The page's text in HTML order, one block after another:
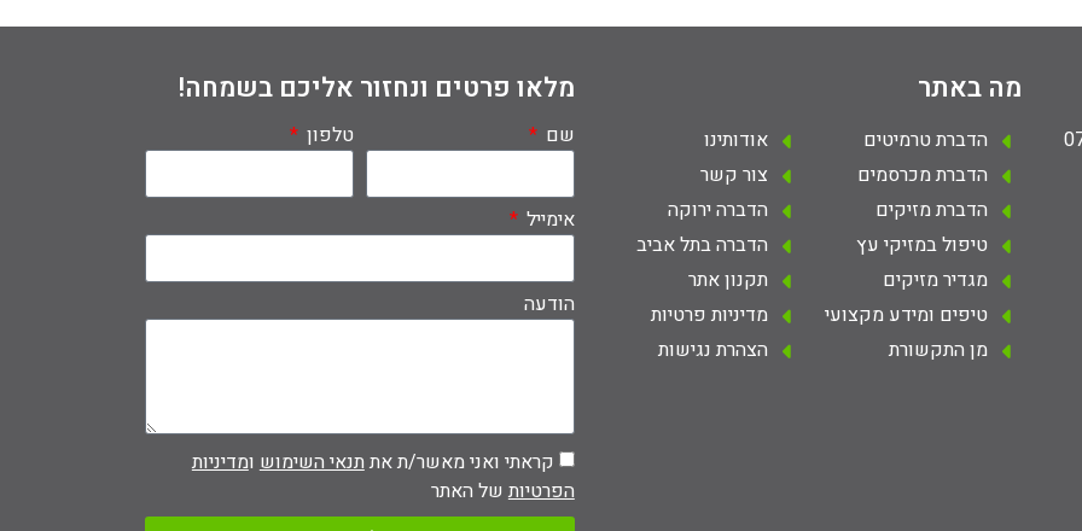
מה באתר
הדברת טרמיטים
הדברת מכרסמים
הדברת מזיקים
טיפול במזיקי עץ
מגדיר מזיקים
טיפים ומידע מקצועי
מן התקשורת
אודותינו
צור קשר
הדברה ירוקה
הדברה בתל אביב
תקנון אתר
מדיניות פרטיות
הצהרת נגישות
מלאו פרטים ונחזור אליכם בשמחה!
שם טלפון
אימייל
הודעה
קראתי ואני מאשר/ת אתתנאי השימושומדיניות
הפרטיותשל האתר